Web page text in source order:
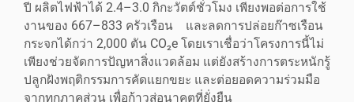
ปี ผลิตไฟฟ้าได้ 2.4–3.0 กิกะวัตต์ชั่วโมง เพียงพอต่อการใช้
งานของ 667–833 ครัวเรือน และลดการปล่อยก๊าซเรือน
กระจกได้กว่า 2,000 ตัน CO₂e โดยเราเชื่อว่าโครงการนี้ไม่
เพียงช่วยจัดการปัญหาสิ่งแวดล้อม แต่ยังสร้างการตระหนักรู้
ปลูกฝังพฤติกรรมการคัดแยกขยะ และต่อยอดความร่วมมือ
จากทุกภาคส่วน เพื่อก้าวสู่อนาคตที่ยั่งยืน